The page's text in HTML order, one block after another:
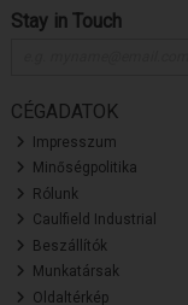
Stay in Touch
CÉGADATOK
Impresszum
Minőségpolitika
Rólunk
Caulfield Industrial
Beszállítók
Munkatársak
Oldaltérkép